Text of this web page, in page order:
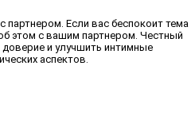
партнером. Если вас беспокоит тема
этом с вашим партнером. Честный
и улучшить интимные
аспектов.